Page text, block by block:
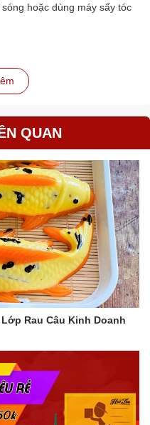
hoặc dùng máy sấy tóc
QUAN
Rau Câu Kinh Doanh